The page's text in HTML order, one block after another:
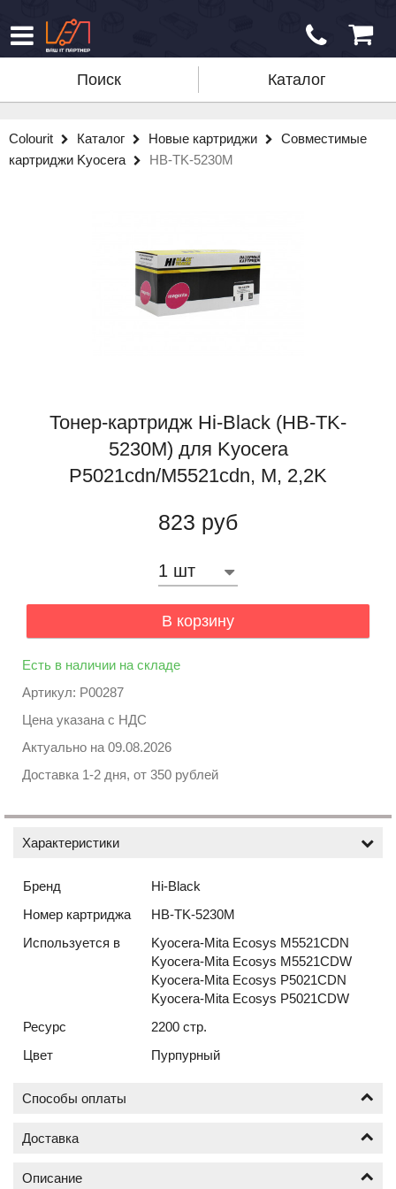
Поиск Каталог
Colourit Каталог Новые картриджи
Совместимые
картриджи Kyocera
HB-TK-5230M
Тонер-картридж Hi-Black (HB-TK-
5230M) для Kyocera
P5021cdn/M5521cdn, M, 2,2K
823 руб
В корзину
Есть в наличии на складе
Артикул: P00287
Цена указана с НДС
Актуально на 09.08.2026
Доставка 1-2 дня, от 350 рублей
Характеристики
Бренд
Hi-Black
Номер картриджа
HB-TK-5230M
Используется в
Kyocera-Mita Ecosys M5521CDN
Kyocera-Mita Ecosys M5521CDW
Kyocera-Mita Ecosys P5021CDN
Kyocera-Mita Ecosys P5021CDW
Ресурс
2200 стр.
Цвет
Пурпурный
Способы оплаты
Оплата по безналичному расчёту (счёт с НДС)
Доставка
Доставка новых картриджей по Москве осуществляется
Описание